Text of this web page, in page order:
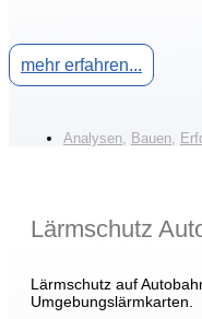
mehr erfahren...
Analysen Bauen
Lärmschutz
Lärmschutz auf
Umgebungslärmkarten.